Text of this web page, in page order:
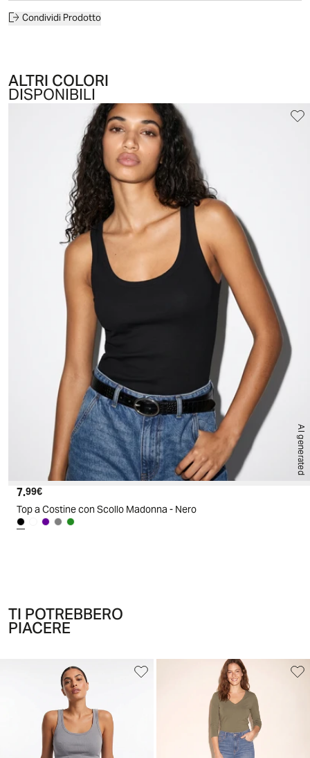
Condividi Prodotto
ALTRI COLORI
DISPONIBILI
AI generated
Prezzo attuale
7.99€
Top a Costine con Scollo Madonna - Nero
TI POTREBBERO
PIACERE